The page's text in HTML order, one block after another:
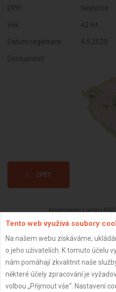
DPH: Neplátce
Věk: 42 let
Datum registrace: 4.5.2020
Dostupnost:
ZPĚT
Aktualizováno z portálu
Důležité
Naše firmy a
Tento web využívá soubory
Na našem webu získáváme,
o jeho uživatelích. K tomuto účelu
nám pomáhají zkvalitnit naše
některé účely zpracování je
volbou „Přijmout vše“. Nastavení